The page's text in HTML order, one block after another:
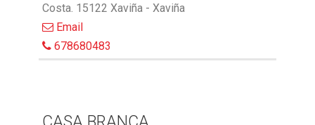
Costa. 15122 Xaviña - Xaviña
Email
678680483